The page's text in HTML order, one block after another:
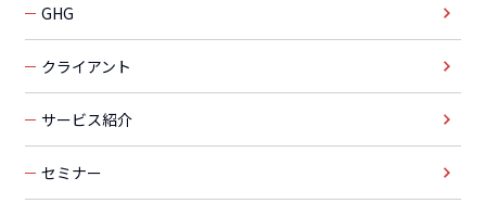
GHG
クライアント
サービス紹介
セミナー